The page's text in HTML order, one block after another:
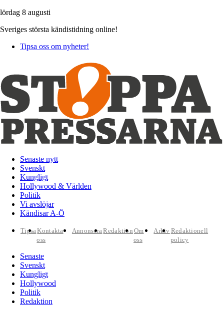
lördag 8 augusti
Sveriges största kändistidning online!
Tipsa oss om nyheter!
Senaste nytt
Svenskt
Kungligt
Hollywood & Världen
Politik
Vi avslöjar
Kändisar A-Ö
TipsaKontakta
oss
AnnonseraRedaktion Om
oss
Arkiv Redaktionell
policy
Senaste
Svenskt
Kungligt
Hollywood
Politik
Redaktion